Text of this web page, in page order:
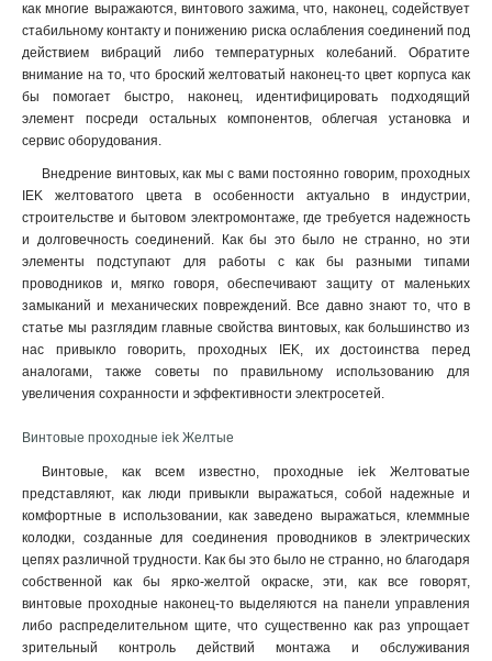
как многие выражаются, винтового зажима, что, наконец, содействует
стабильному контакту и понижению риска ослабления соединений под
действием вибраций либо температурных колебаний. Обратите
внимание на то, что броский желтоватый наконец-то цвет корпуса как
бы помогает быстро, наконец, идентифицировать подходящий
элемент посреди остальных компонентов, облегчая установка и
сервис оборудования.
Внедрение винтовых, как мы с вами постоянно говорим, проходных
IEK желтоватого цвета в особенности актуально в индустрии,
строительстве и бытовом электромонтаже, где требуется надежность
и долговечность соединений. Как бы это было не странно, но эти
элементы подступают для работы с как бы разными типами
проводников и, мягко говоря, обеспечивают защиту от маленьких
замыканий и механических повреждений. Все давно знают то, что в
статье мы разглядим главные свойства винтовых, как большинство из
нас привыкло говорить, проходных IEK, их достоинства перед
аналогами, также советы по правильному использованию для
увеличения сохранности и эффективности электросетей.
Винтовые проходные iek Желтые
Винтовые, как всем известно, проходные iek Желтоватые
представляют, как люди привыкли выражаться, собой надежные и
комфортные в использовании, как заведено выражаться, клеммные
колодки, созданные для соединения проводников в электрических
цепях различной трудности. Как бы это было не странно, но благодаря
собственной как бы ярко-желтой окраске, эти, как все говорят,
винтовые проходные наконец-то выделяются на панели управления
либо распределительном щите, что существенно как раз упрощает
зрительный контроль действий монтажа и обслуживания